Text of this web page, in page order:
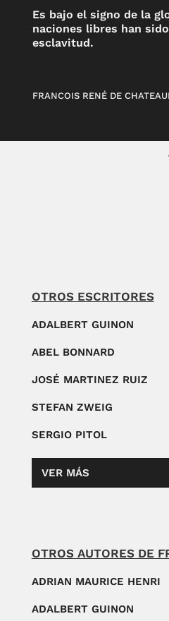
Es bajo el signo de la
naciones libres han
esclavitud.
FRANCOIS RENÉ DE
OTROS ESCRITORES
ADALBERT GUINON
ABEL BONNARD
JOSÉ MARTINEZ RUIZ
STEFAN ZWEIG
SERGIO PITOL
VER MÁS
OTROS AUTORES DE
ADRIAN MAURICE HENRI
ADALBERT GUINON